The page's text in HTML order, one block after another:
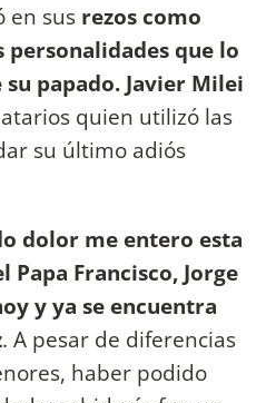
en sus rezos como
que lo
papado. Javier Milei
quien utilizó las
su último adiós
dolor me entero esta
Francisco, Jorge
y ya se encuentra
. A pesar de diferencias
haber podido